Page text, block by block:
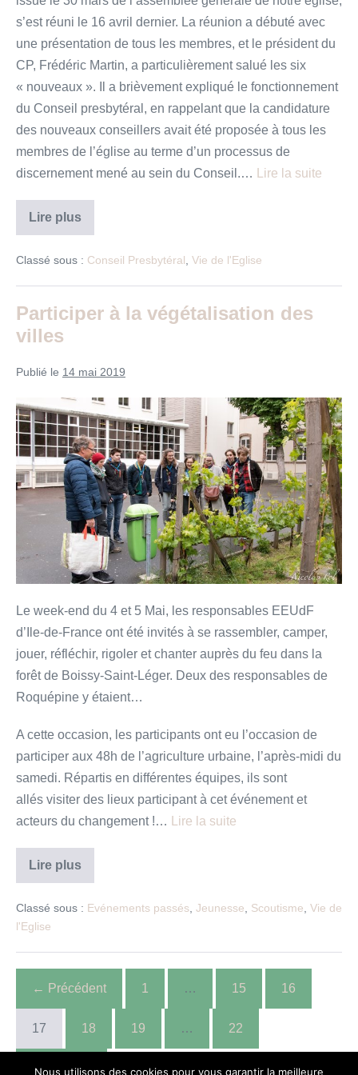
s’est réuni le 16 avril dernier. La réunion a débuté avec
une présentation de tous les membres, et le président du
CP, Frédéric Martin, a particulièrement salué les six
« nouveaux ». Il a brièvement expliqué le fonctionnement
du Conseil presbytéral, en rappelant que la candidature
des nouveaux conseillers avait été proposée à tous les
membres de l’église au terme d’un processus de
discernement mené au sein du Conseil.…
Lire la suite
Lire plusBref
du
Conseil-
avril
Classé sous : Conseil Presbytéral Vie de l'Eglise
Participer à la végétalisation des
villes
Publié le 14 mai 2019
Participer
à
la
végétalisation
des
villes
Le week-end du 4 et 5 Mai, les responsables EEUdF
d’Ile-de-France ont été invités à se rassembler, camper,
jouer, réfléchir, rigoler et chanter auprès du feu dans la
forêt de Boissy-Saint-Léger. Deux des responsables de
Roquépine y étaient…
A cette occasion, les participants ont eu l’occasion de
participer aux 48h de l’agriculture urbaine, l’après-midi du
samedi. Répartis en différentes équipes, ils sont
allés visiter des lieux participant à cet événement et
acteurs du changement !…
Lire la suite
Lire plusParticiper
végétalisation
des
Classé sous : Evénements passés Jeunesse Scoutisme Vie de
l'Eglise
← Précédent 1 … 15 16
17 18 19 … 22
Suivant →
Nous utilisons des cookies pour vous garantir la meilleure